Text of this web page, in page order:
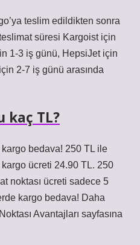
teslim edildikten sonra
teslimat süresi Kargoist için
1-3 iş günü, HepsiJet için
2-7 iş günü arasında
kaç TL?
bedava! 250 TL ile
kargo ücreti 24.90 TL. 250
noktası ücreti sadece 5
kargo bedava! Daha
Avantajları sayfasına